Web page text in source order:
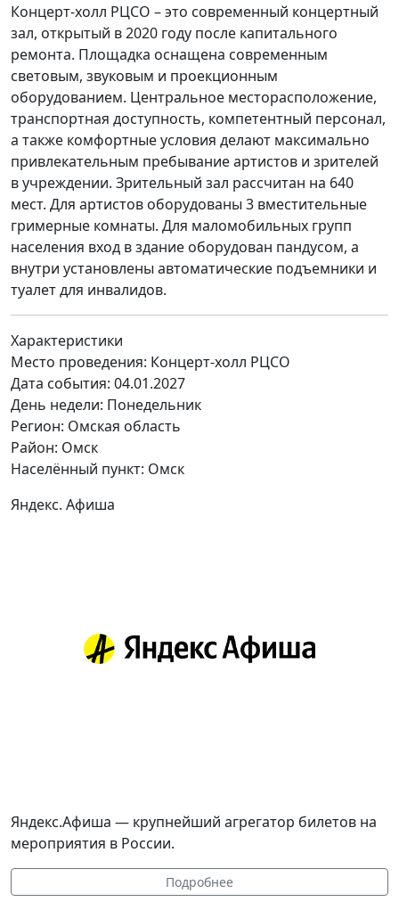
Концерт-холл РЦСО – это современный концертный
зал, открытый в 2020 году после капитального
ремонта. Площадка оснащена современным
световым, звуковым и проекционным
оборудованием. Центральное месторасположение,
транспортная доступность, компетентный персонал,
а также комфортные условия делают максимально
привлекательным пребывание артистов и зрителей
в учреждении. Зрительный зал рассчитан на 640
мест. Для артистов оборудованы 3 вместительные
гримерные комнаты. Для маломобильных групп
населения вход в здание оборудован пандусом, а
внутри установлены автоматические подъемники и
туалет для инвалидов.
Характеристики
Место проведения: Концерт-холл РЦСО
Дата события: 04.01.2027
День недели: Понедельник
Регион: Омская область
Район: Омск
Населённый пункт: Омск
Яндекс. Афиша
Яндекс.Афиша — крупнейший агрегатор билетов на
мероприятия в России.
Подробнее